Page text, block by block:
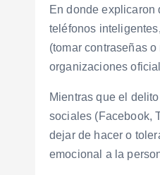
En donde explicaron
teléfonos
(tomar contraseñas
organizaciones
Mientras que el
sociales (Facebook,
dejar de hacer o
emocional a la